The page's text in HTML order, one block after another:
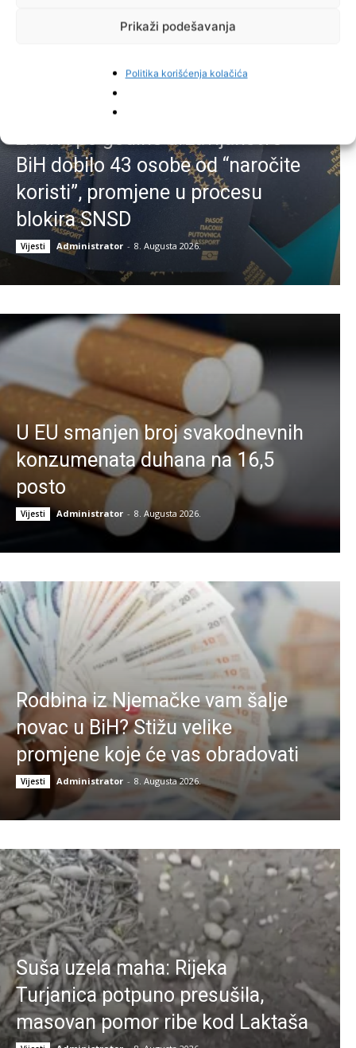
Prikaži podešavanja
Politika korišćenja kolačića
Za tri i po godine državljanstvo
BiH dobilo 43 osobe od “naročite
koristi”, promjene u procesu
blokira SNSD
Vijesti Administrator - 8. Augusta 2026.
U EU smanjen broj svakodnevnih
konzumenata duhana na 16,5
posto
Vijesti Administrator - 8. Augusta 2026.
Rodbina iz Njemačke vam šalje
novac u BiH? Stižu velike
promjene koje će vas obradovati
Vijesti Administrator - 8. Augusta 2026.
Suša uzela maha: Rijeka
Turjanica potpuno presušila,
masovan pomor ribe kod Laktaša